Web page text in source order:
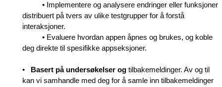
• Implementere og analysere endringer eller funksjoner
distribuert på tvers av ulike testgrupper for å forstå
interaksjoner.
• Evaluere hvordan appen åpnes og brukes, og koble
deg direkte til spesifikke appseksjoner.
• Basert på undersøkelser ogtilbakemeldinger. Av og til
kan vi samhandle med deg for å samle inn tilbakemeldinger